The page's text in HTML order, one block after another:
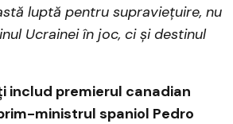
luptă pentru supraviețuire, nu
Ucrainei în joc, ci și destinul
includ premierul canadian
ministrul spaniol Pedro